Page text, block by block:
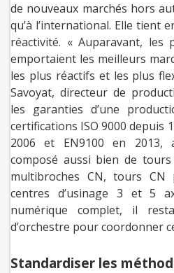
de nouveaux marchés hors
qu’à l’international. Elle tient
réactivité. « Auparavant, les
emportaient les meilleurs
les plus réactifs et les plus
Savoyat, directeur de
les garanties d’une
certifications ISO 9000 depuis
2006 et EN9100 en 2013,
composé aussi bien de
multibroches CN, tours
centres d’usinage 3 et 5
numérique complet, il
d’orchestre pour coordonner
Standardiser les